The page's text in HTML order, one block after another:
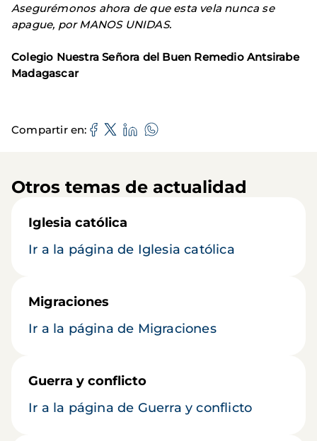
Asegurémonos ahora de que esta vela nunca se
apague, por MANOS UNIDAS.
Colegio Nuestra Señora del Buen Remedio Antsirabe
Madagascar
Compartir en
Otros temas de actualidad
Iglesia católica
Ir a la página de Iglesia católica
Migraciones
Ir a la página de Migraciones
Guerra y conflicto
Ir a la página de Guerra y conflicto